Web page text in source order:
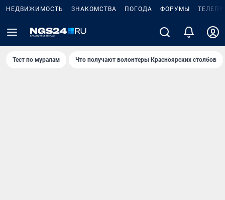
НЕДВИЖИМОСТЬ ЗНАКОМСТВА ПОГОДА ФОРУМЫ
Тест по мурaлaм Что получают волонтеры Красноярских столбов